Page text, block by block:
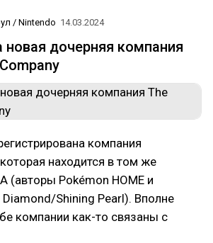
/ Nintendo 14.03.2024
дочерняя компания
компания
находится в том же
(авторы Pokémon HOME и
Shining Pearl). Вполне
компании как-то связаны с